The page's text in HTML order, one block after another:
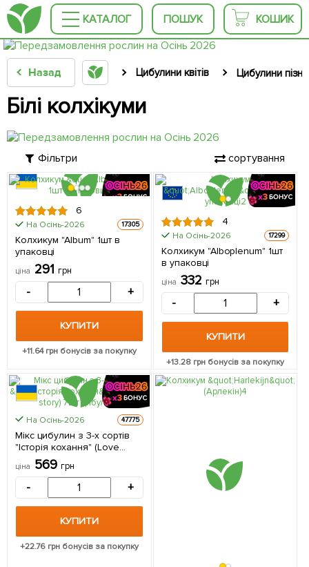
КАТАЛОГ ПОШУК КОШИК
Назад Цибулини квітів Цибулини
Білі колхікуми
Фільтри сортування
6
На Осінь-2026 17305
Колхикум "Album" 1шт в
упаковці
ціна 291 грн
- +
КУПИТИ
+11.64грн бонусів за покупку
4
На Осінь-2026 17299
Колхикум "Alboplenum" 1шт
в упаковці
ціна 332 грн
- +
КУПИТИ
+13.28 грн бонусів за покупку
На Осінь-2026 47775
Мікс цибулин з 3-х сортів
"Історія кохання" (Love
story) 7шт цибулин
ціна 569 грн
- +
КУПИТИ
+22.76грн бонусів за покупку